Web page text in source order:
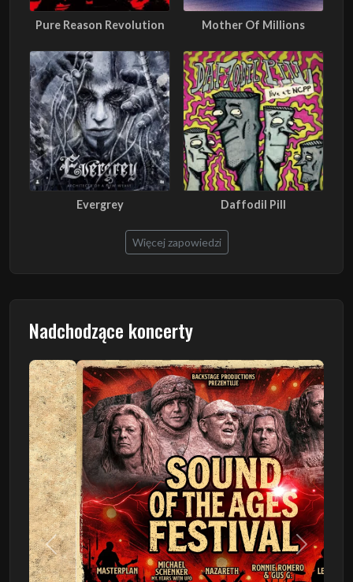
Pure Reason Revolution Mother Of Millions
Evergrey Daffodil Pill
Więcej zapowiedzi
Nadchodzące koncerty
Poprzedni Następny